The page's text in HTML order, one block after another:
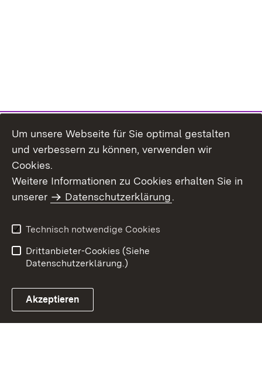
Benutzungshinweise
Erklärung zur
Um unsere Webseite für Sie optimal gestalten
und verbessern zu können, verwenden wir
Cookies.
Weitere Informationen zu Cookies erhalten Sie in
unserer
Datenschutzerklärung.
Technisch notwendige Cookies
Drittanbieter-Cookies (Siehe
Datenschutzerklärung.)
Akzeptieren